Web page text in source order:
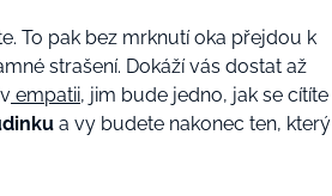
To pak bez mrknutí oka přejdou k
strašení. Dokáží vás dostat až
empatii, jim bude jedno, jak se cítíte
a vy budete nakonec ten, který